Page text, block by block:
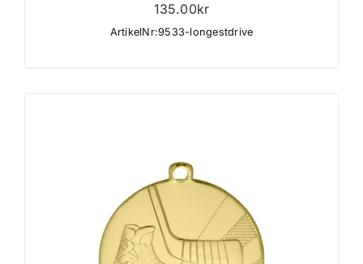
135.00kr
ArtikelNr:9533-longestdrive